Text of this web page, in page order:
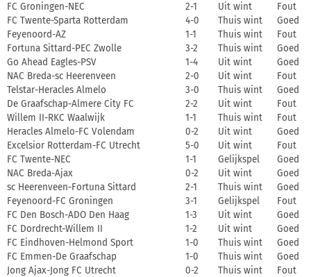
FC Groningen-NEC
2-1 Uit wint
Fout
FC Twente-Sparta Rotterdam
4-0 Thuis wint
Goed
Feyenoord-AZ
1-1 Thuis wint
Fout
Fortuna Sittard-PEC Zwolle
3-2 Thuis wint
Goed
Go Ahead Eagles-PSV
1-4 Uit wint
Goed
NAC Breda-sc Heerenveen
2-0 Uit wint
Fout
Telstar-Heracles Almelo
3-0 Thuis wint
Goed
De Graafschap-Almere City FC
2-2 Uit wint
Fout
Willem II-RKC Waalwijk
1-1 Thuis wint
Fout
Heracles Almelo-FC Volendam
0-2 Uit wint
Goed
Excelsior Rotterdam-FC Utrecht
5-0 Uit wint
Fout
FC Twente-NEC
1-1 Gelijkspel
Goed
NAC Breda-Ajax
0-2 Uit wint
Goed
sc Heerenveen-Fortuna Sittard
2-1 Thuis wint
Goed
Feyenoord-FC Groningen
3-1 Gelijkspel
Fout
FC Den Bosch-ADO Den Haag
1-3 Uit wint
Goed
FC Dordrecht-Willem II
1-2 Uit wint
Goed
FC Eindhoven-Helmond Sport
1-0 Thuis wint
Goed
FC Emmen-De Graafschap
1-0 Thuis wint
Goed
Jong Ajax-Jong FC Utrecht
0-2 Thuis wint
Fout